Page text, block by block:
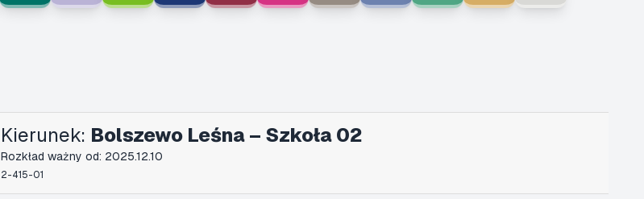
Kierunek: Bolszewo Leśna – Szkoła 02
Rozkład ważny od: 2025.12.10
2-415-01